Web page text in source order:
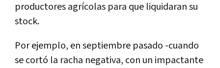
productores agrícolas para que liquidaran su
stock.
Por ejemplo, en septiembre pasado -cuando
se cortó la racha negativa, con un impactante